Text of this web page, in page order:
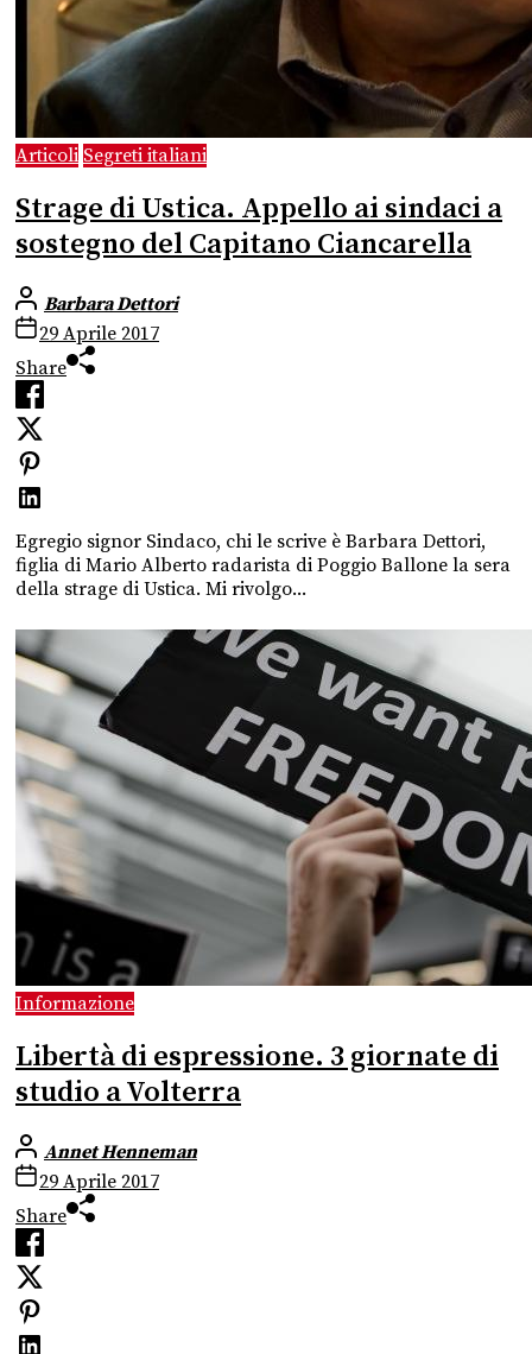
Articoli Segreti italiani
Strage di Ustica. Appello ai sindaci a
sostegno del Capitano Ciancarella
Barbara Dettori
29 Aprile 2017
Share
Egregio signor Sindaco, chi le scrive è Barbara Dettori,
figlia di Mario Alberto radarista di Poggio Ballone la sera
della strage di Ustica. Mi rivolgo...
Informazione
Libertà di espressione. 3 giornate di
studio a Volterra
Annet Henneman
29 Aprile 2017
Share